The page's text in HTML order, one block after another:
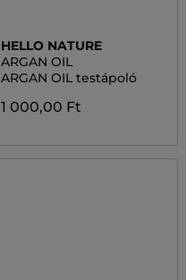
HELLO NATURE
ARGAN OIL
ARGAN OIL testápoló
1 000,00 Ft